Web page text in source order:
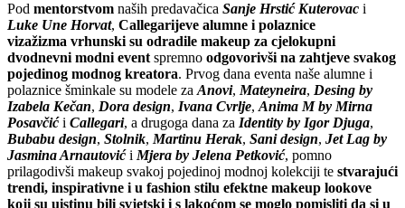
Pod mentorstvom naših predavačica Sanje Hrstić Kuterovac i
Luke Une Horvat, Callegarijeve alumne i polaznice
vizažizma vrhunski su odradile makeup za cjelokupni
dvodnevni modni event spremno odgovorivši na zahtjeve svakog
pojedinog modnog kreatora. Prvog dana eventa naše alumne i
polaznice šminkale su modele za Anovi, Mateyneira, Desing by
Izabela Kečan, Dora design, Ivana Cvrlje, Anima M by Mirna
Posavčići Callegari, a drugoga dana za Identity by Igor Djuga,
Bubabu design, Stolnik, Martinu Herak, Sani design, Jet Lag by
Jasmina Arnautovići Mjera by Jelena Petković, pomno
prilagodivši makeup svakoj pojedinoj modnoj kolekciji te stvarajući
trendi, inspirativne i u fashion stilu efektne makeup lookove
koji su uistinu bili svjetski i s lakoćom se moglo pomisliti da si u